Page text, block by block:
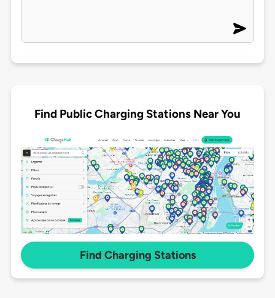
Find Public Charging Stations Near You
Find Charging Stations